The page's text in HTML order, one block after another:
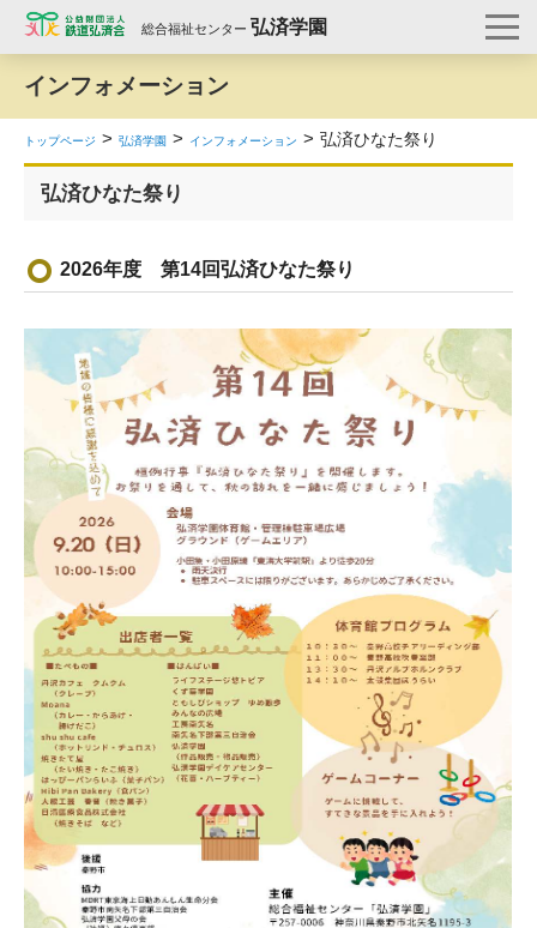
総合福祉センター 弘済学園
インフォメーション
トップページ 弘済学園 インフォメーション 弘済ひなた祭り
弘済ひなた祭り
2026年度 第14回弘済ひなた祭り